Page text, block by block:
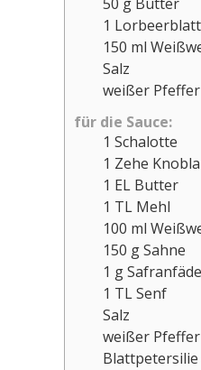
50 g Butter
1 Lorbeerblatt
150 ml
Salz
weißer Pfeffer
für die Sauce:
1 Schalotte
1 Zehe
1 EL Butter
1 TL Mehl
100 ml
150 gSahne
1 g
1 TLSenf
Salz
weißer Pfeffer
Blattpetersilie